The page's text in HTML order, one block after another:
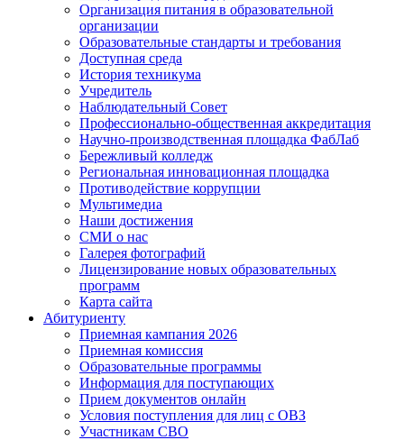
Организация питания в образовательной
организации
Образовательные стандарты и требования
Доступная среда
История техникума
Учредитель
Наблюдательный Совет
Профессионально-общественная аккредитация
Научно-производственная площадка ФабЛаб
Бережливый колледж
Региональная инновационная площадка
Противодействие коррупции
Мультимедиа
Наши достижения
СМИ о нас
Галерея фотографий
Лицензирование новых образовательных
программ
Карта сайта
Абитуриенту
Приемная кампания 2026
Приемная комиссия
Образовательные программы
Информация для поступающих
Прием документов онлайн
Условия поступления для лиц с ОВЗ
Участникам СВО